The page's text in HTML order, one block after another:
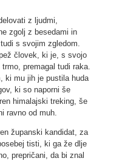
z ljudmi,
zgolj z besedami in
s svojim zgledom.
človek, ki je, s svojo
premagal tudi raka.
ki mu jih je pustila huda
ki so naporni še
himalajski treking, še
ravno od muh.
županski kandidat, za
tisti, ki ga že dlje
prepričani, da bi znal